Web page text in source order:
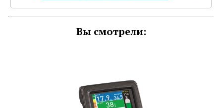
Вы смотрели: